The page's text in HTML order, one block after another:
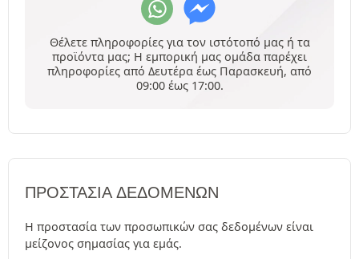
Θέλετε πληροφορίες για τον ιστότοπό μας ή τα
προϊόντα μας; Η εμπορική μας ομάδα παρέχει
πληροφορίες από Δευτέρα έως Παρασκευή, από
09:00 έως 17:00.
ΠΡΟΣΤΑΣΊΑ ΔΕΔΟΜΈΝΩΝ
Η προστασία των προσωπικών σας δεδομένων είναι
μείζονος σημασίας για εμάς.